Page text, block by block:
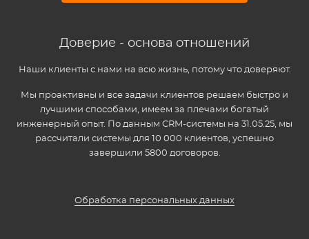
Доверие - основа отношений
Наши клиенты с нами на всю жизнь, потому что доверяют.
Мы проактивны и все задачи клиентов решаем быстро и
лучшими способами, имеем за плечами богатый
инженерный опыт. По данным CRM-системы на 31.05.25, мы
рассчитали системы для 10 000 клиентов, успешно
завершили 5800 договоров.
Обработка персональных данных